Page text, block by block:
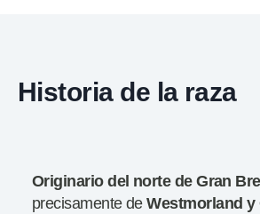
Historia de la raza
Originario del norte de Gran
precisamente deWestmorland y